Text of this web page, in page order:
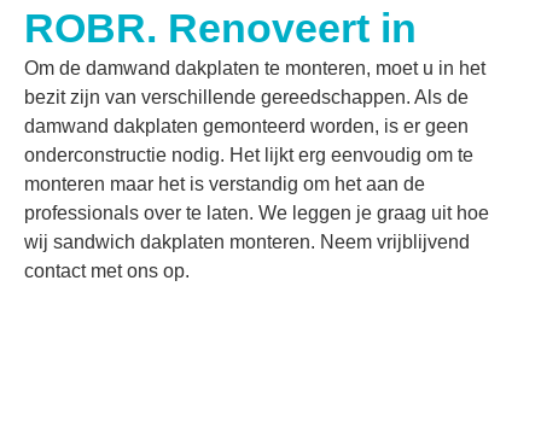
ROBR. Renoveert in
Om de damwand dakplaten te monteren, moet u in het
bezit zijn van verschillende gereedschappen. Als de
damwand dakplaten gemonteerd worden, is er geen
onderconstructie nodig. Het lijkt erg eenvoudig om te
monteren maar het is verstandig om het aan de
professionals over te laten. We leggen je graag uit hoe
wij sandwich dakplaten monteren. Neem vrijblijvend
contactmet ons op.